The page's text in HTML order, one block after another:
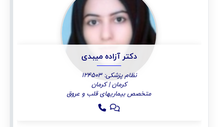
دکتر آزاده میبدی
نظام پزشکی: 124503
کرمان | کرمان
متخصص بیماریهای قلب و عروق